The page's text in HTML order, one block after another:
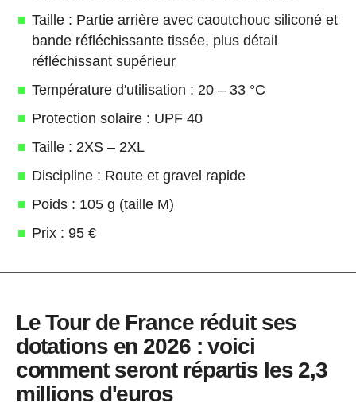
Taille : Partie arrière avec caoutchouc siliconé et
bande réfléchissante tissée, plus détail
réfléchissant supérieur
Température d'utilisation : 20 – 33 °C
Protection solaire : UPF 40
Taille : 2XS – 2XL
Discipline : Route et gravel rapide
Poids : 105 g (taille M)
Prix : 95 €
Le Tour de France réduit ses
dotations en 2026 : voici
comment seront répartis les 2,3
millions d'euros